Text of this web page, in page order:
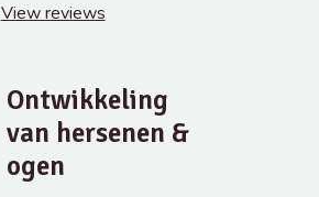
View reviews
Ontwikkeling
van hersenen &
ogen